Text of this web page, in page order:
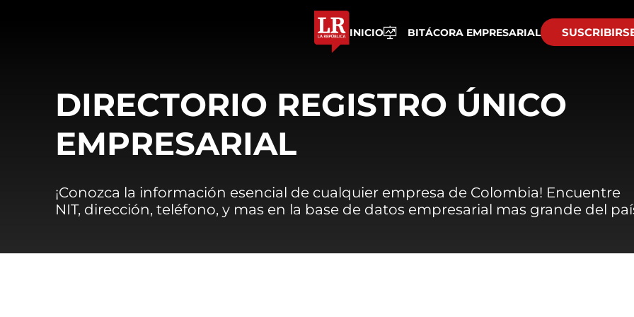
INICIO BITÁCORA EMPRESARIAL
DIRECTORIO REGISTRO ÚNICO
EMPRESARIAL
¡Conozca la información esencial de cualquier empresa de Colombia! Encuentre
NIT, dirección, teléfono, y mas en la base de datos empresarial mas grande del